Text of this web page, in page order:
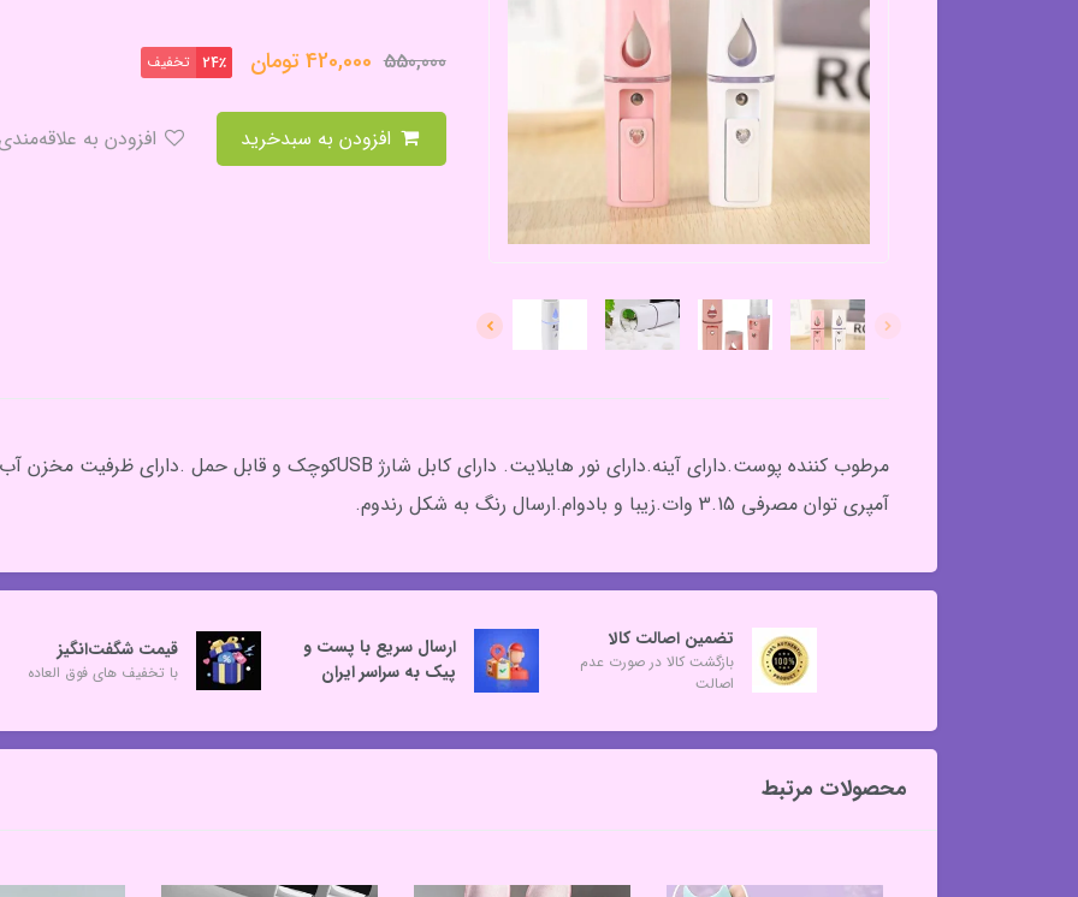
550,000
420,000تومان 24٪ تخفیف
آمپری توان مصرفی 3.15 وات.زیبا و بادوام.ارسال رنگ به شکل رندوم.
تضمین اصالت کالا
بازگشت کالا در صورت عدم
اصالت
ارسال سریع با پست و
پیک به سراسر ایران
قیمت شگفت‌انگیز
با تخفیف های فوق العاده
محصولات مرتبط